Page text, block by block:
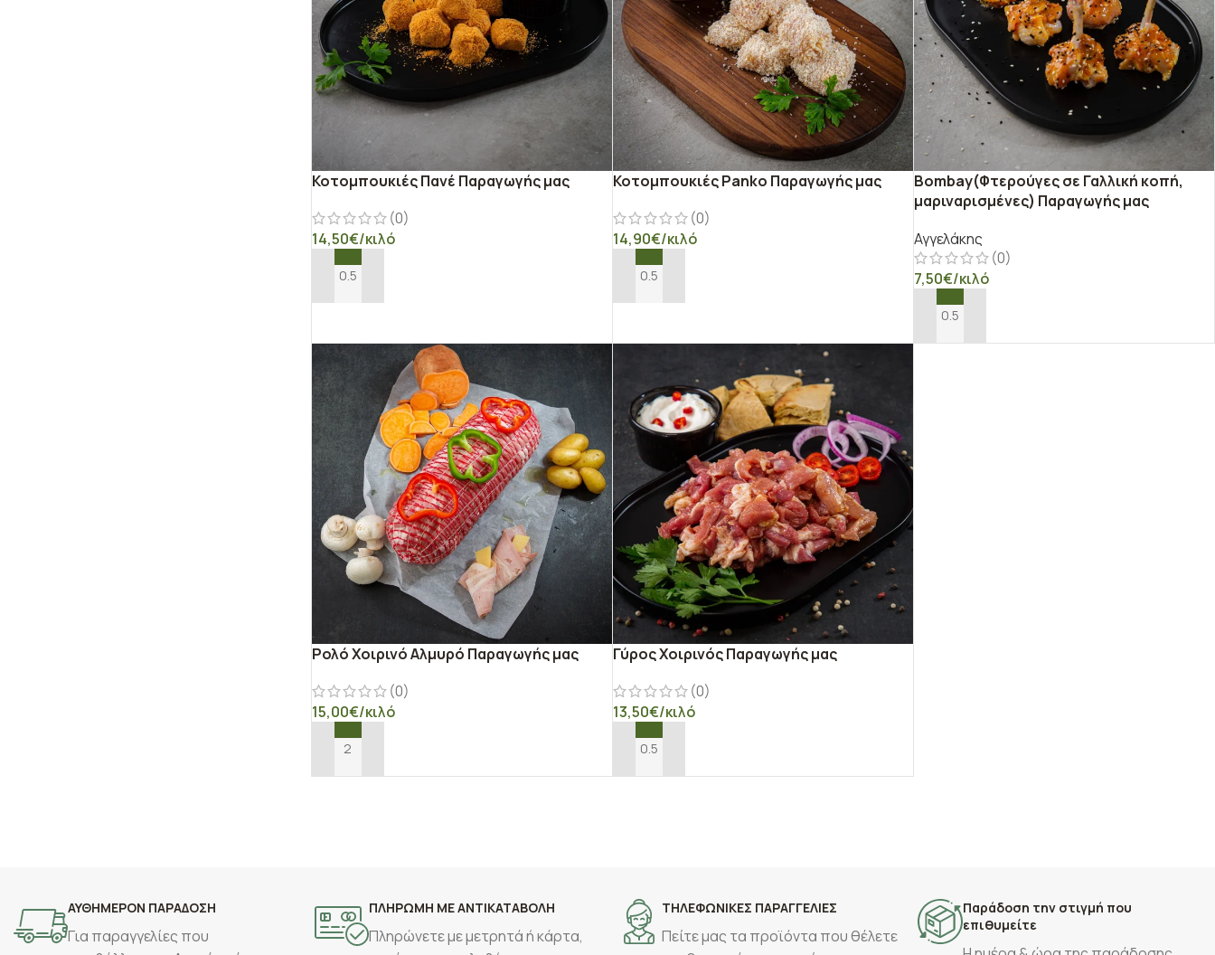
Κοτομπουκιές Πανέ Παραγωγής μας
(0)
14,50€/κιλό
ΠΡΟΣΘΉΚΗ ΣΤΟ ΚΑΛΆΘΙ
Κοτομπουκιές Panko Παραγωγής μας
(0)
14,90€/κιλό
ΠΡΟΣΘΉΚΗ ΣΤΟ ΚΑΛΆΘΙ
Bombay(Φτερούγες σε Γαλλική κοπή,
μαριναρισμένες) Παραγωγής μας
Αγγελάκης
(0)
7,50€/κιλό
ΠΡΟΣΘΉΚΗ ΣΤΟ ΚΑΛΆΘΙ
Ρολό Χοιρινό Αλμυρό Παραγωγής μας
(0)
15,00€/κιλό
ΠΡΟΣΘΉΚΗ ΣΤΟ ΚΑΛΆΘΙ
Γύρος Χοιρινός Παραγωγής μας
(0)
13,50€/κιλό
ΠΡΟΣΘΉΚΗ ΣΤΟ ΚΑΛΆΘΙ
ΑΥΘΗΜΕΡΟΝ ΠΑΡΑΔΟΣΗ
Για παραγγελίες που
ΠΛΗΡΩΜΗ ΜΕ ΑΝΤΙΚΑΤΑΒΟΛΗ
Πληρώνετε με μετρητά ή κάρτα,
ΤΗΛΕΦΩΝΙΚΕΣ ΠΑΡΑΓΓΕΛΙΕΣ
Πείτε μας τα προϊόντα που θέλετε
Παράδοση την στιγμή που
επιθυμείτε